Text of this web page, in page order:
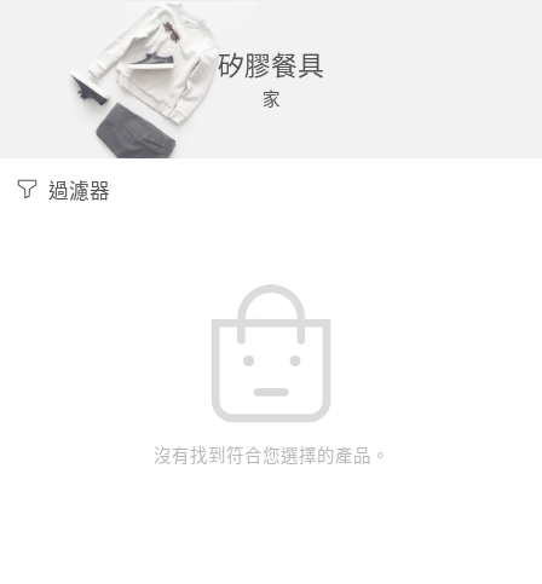
矽膠餐具
家
過濾器
沒有找到符合您選擇的產品。